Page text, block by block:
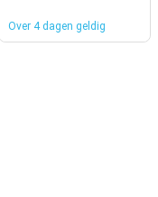
Over 4 dagen geldig